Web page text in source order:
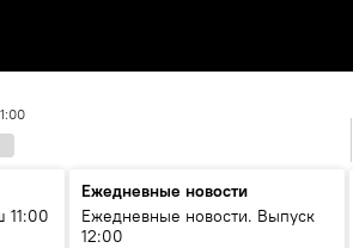
Ежедневные новости
Ежедневные новости. Выпуск
12:00